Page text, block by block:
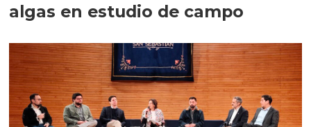
algas en estudio de campo